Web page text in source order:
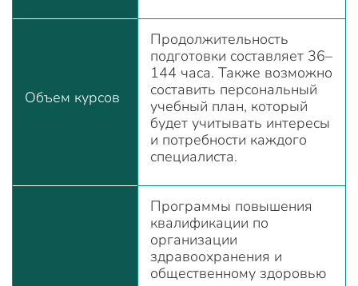
Объем курсов
Продолжительность
подготовки составляет 36–
144 часа. Также возможно
составить персональный
учебный план, который
будет учитывать интересы
и потребности каждого
специалиста.
Программы повышения
квалификации по
организации
здравоохранения и
общественному здоровью